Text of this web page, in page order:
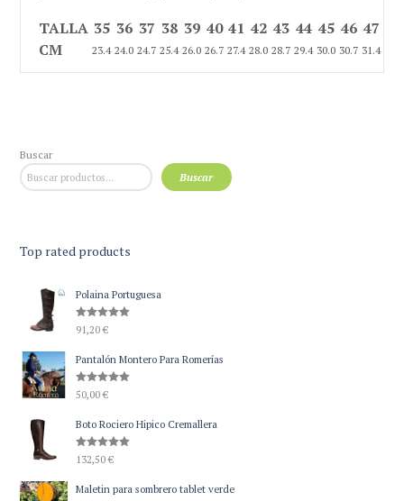
TALLA 35 36 37 38 39 40 41 42 43 44 45 46 47
CM
23.4 24.0 24.7 25.4 26.0 26.7 27.4 28.0 28.7 29.4 30.0 30.7 31.4
Buscar
Buscar
Top rated products
Polaina Portuguesa
Valorado
con5.00
91,20€
Pantalón Montero Para Romerías
Valorado
con5.00
50,00€
Boto Rociero Hipico Cremallera
Valorado
con5.00
132,50€
Maletin para sombrero tablet verde